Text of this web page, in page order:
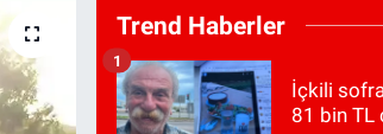
Trend Haberler
İçkili
81 bin TL
1